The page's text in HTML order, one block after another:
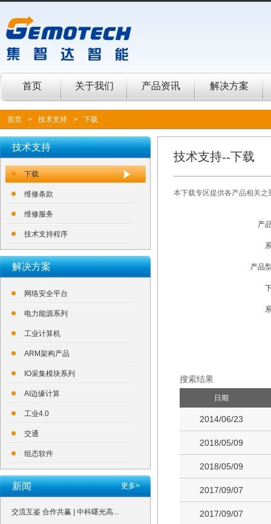
首页 关于我们 产品资讯 解决方案
首页 > 技术支持 > 下载
技术支持
下载
维修条款
维修服务
技术支持程序
解决方案
网络安全平台
电力能源系列
工业计算机
ARM架构产品
IO采集模块系列
AI边缘计算
工业4.0
交通
组态软件
更多>
新闻
交流互鉴 合作共赢 | 中科曙光高...
技术支持--下载
本下载专区提供各产品相关
产
产品
搜索结果
日期
2014/06/23
2018/05/09
2018/05/09
2017/09/07
2017/09/07